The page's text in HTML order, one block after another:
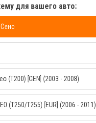
для вашего авто:
(T200) [GEN] (2003 - 2008)
(T250/T255) [EUR] (2006 - 2011)